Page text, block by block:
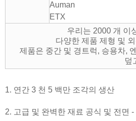
Auman
ETX
우리는 2000 개 이
다양한 제품 제형 및
제품은 중간 및 경트럭, 승용차,
덮
1. 연간 3 천 5 백만 조각의 생산
2. 고급 및 완벽한 재료 공식 및 전면 -